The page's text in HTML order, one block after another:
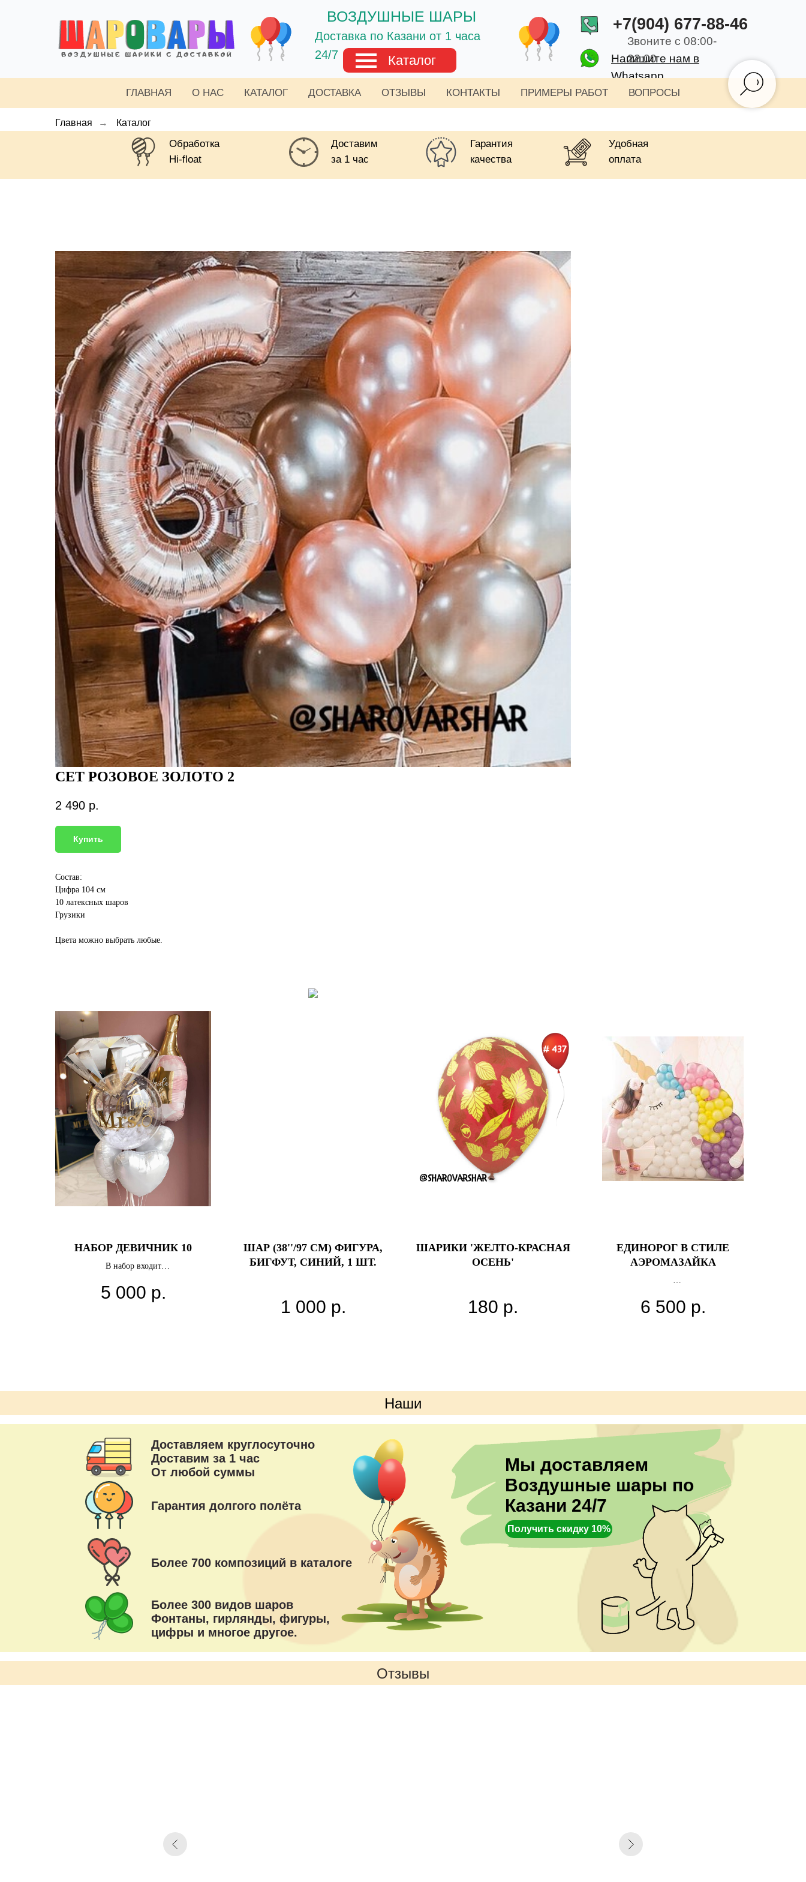
+7(904) 677-88-46
ВОЗДУШНЫЕ ШАРЫ
Доставка по Казани от 1 часа
24/7
Звоните с 08:00-
22:00
Напишите нам в
Whatsapp
Каталог
ГЛАВНАЯ О НАС КАТАЛОГ ДОСТАВКА ОТЗЫВЫ КОНТАКТЫ ПРИМЕРЫ РАБОТ ВОПРОСЫ
Главная → Каталог
Обработка
Hi-float
Доставим
за 1 час
Гарантия
качества
Удобная
оплата
СЕТ РОЗОВОЕ ЗОЛОТО 2
2 490 р.
Купить
Состав:
Цифра 104 см
10 латексных шаров
Грузики
Цвета можно выбрать любые.
НАБОР ДЕВИЧНИК 10
В набор входит
шар бабблс с индивидуальной надписью
фигура кольцо бриллиант
5 000 р.
ШАР (38''/97 СМ) ФИГУРА,
БИГФУТ, СИНИЙ, 1 ШТ.
1 000 р.
ШАРИКИ 'ЖЕЛТО-КРАСНАЯ
ОСЕНЬ'
180 р.
ЕДИНОРОГ В СТИЛЕ
АЭРОМАЗАЙКА
Цвета шаров могут быть любыми
6 500 р.
Наши
преимущества
Мы доставляем
Воздушные шары по
Казани 24/7
Получить скидку 10%
Доставляем круглосуточно
Доставим за 1 час
От любой суммы
Гарантия долгого полёта
Более 700 композиций в каталоге
Более 300 видов шаров
Фонтаны, гирлянды, фигуры,
цифры и многое другое.
Отзывы